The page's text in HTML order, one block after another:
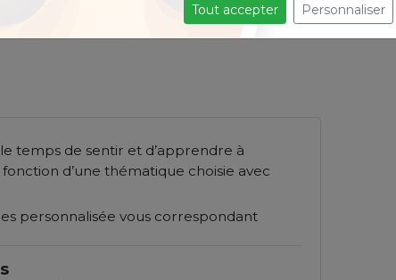
temps de sentir et d’apprendre à
d’une thématique choisie avec
personnalisée vous correspondant
Tout accepter Personnaliser